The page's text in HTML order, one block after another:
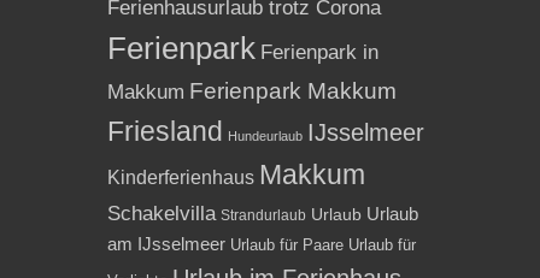
Ferienhausurlaub trotz Corona
Ferienpark Ferienpark in
Makkum Ferienpark Makkum
Friesland Hundeurlaub IJsselmeer
Kinderferienhaus Makkum
Schakelvilla Strandurlaub Urlaub Urlaub
am IJsselmeer Urlaub für Paare Urlaub für